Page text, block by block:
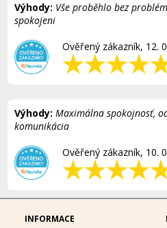
Výhody: Vše proběhlo bez
spokojeni
Ověřený zákazník, 12.
Výhody: Maximálna spokojnosť,
komunikácia
Ověřený zákazník, 10.
INFORMACE